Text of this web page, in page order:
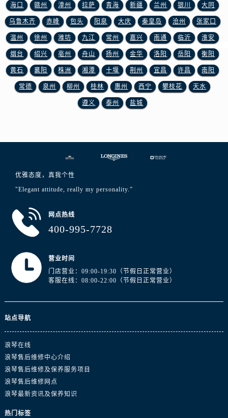
浙江省嘉兴市南湖区广益路705号嘉兴世界贸易中心A座13层1304室浪琴售后服务中心（需提前预约）
浙江省金华市金东区东市南街777号金华万达广场4号楼22楼2209室浪琴售后服务中心（需提前预约）
浙江省丽水市莲都区解放街浪琴售后服务中心（需提前预约）
浙江省宁波市江北区大闸南路500号来福士广场办公楼20层2009室浪琴售后服务中心（需提前预约）
浙江省衢州市柯城区上街浪琴售后服务中心（需提前预约）
浙江省绍兴市越城区胜利东路379号世茂天际中心写字楼8层805室浪琴售后服务中心（需提前预约）
浙江省舟山市定海区解放东路浪琴售后服务中心（需提前预约）
海口 赣州 漳州 拉萨 青海 新疆 兰州 银川 大同
乌鲁木齐 赤峰 包头 阳泉 大庆 秦皇岛 沧州 张家口
温州 徐州 潍坊 九江 常州 嘉兴 南通 临沂 淮安
烟台 绍兴 亳州 舟山 扬州 金华 洛阳 岳阳 衡阳
黄石 襄阳 株洲 湘潭 十堰 荆州 宜昌 许昌 南阳
常德 泉州 柳州 桂林 惠州 西宁 攀枝花 天水
遵义 泰州 盐城
优雅态度，真我个性
"Elegant attitude, really my personality.”
网点热线
400-995-7728
营业时间
门店营业：09:00-19:30（节假日正常营业）
客服在线：08:00-22:00（节假日正常营业）
站点导航
浪琴在线
浪琴售后维修中心介绍
浪琴售后维修及保养服务项目
浪琴售后维修网点
浪琴最新资讯及保养知识
热门标签